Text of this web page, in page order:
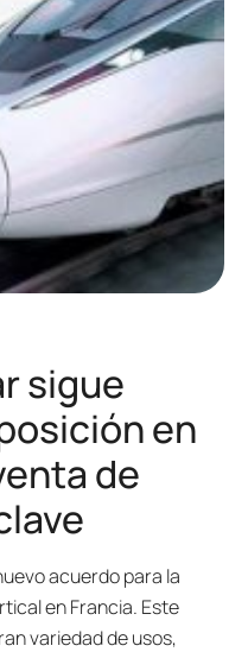
sigue
en
de
acuerdo para la
en Francia. Este
variedad de usos,